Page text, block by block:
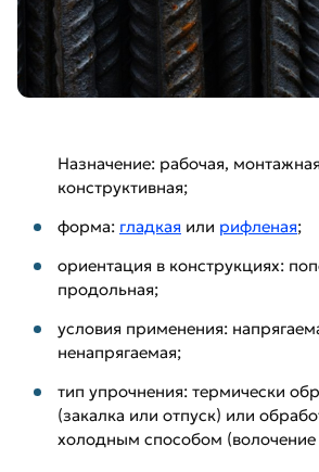
Назначение: рабочая,
конструктивная;
форма: гладкая или рифленая;
ориентация в конструкциях:
продольная;
условия применения:
ненапрягаемая;
тип упрочнения: термически
(закалка или отпуск) или
холодным способом (волочение